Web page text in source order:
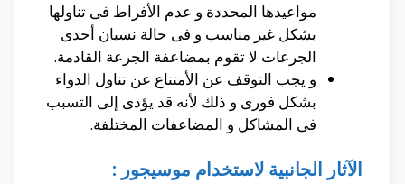
مواعيدها المحددة و عدم الأفراط فى تناولها
بشكل غير مناسب و فى حالة نسيان أحدى
الجرعات لا تقوم بمضاعفة الجرعة القادمة.
و يجب التوقف عن الأمتناع عن تناول الدواء
بشكل فورى و ذلك لأنه قد يؤدى إلى التسبب
فى المشاكل و المضاعفات المختلفة.
الآثار الجانبية لاستخدام موسيجور :